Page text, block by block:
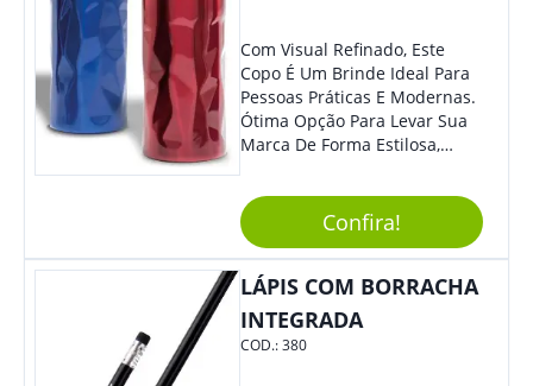
Com Visual Refinado, Este
Copo É Um Brinde Ideal Para
Pessoas Práticas E Modernas.
Ótima Opção Para Levar Sua
Marca De Forma Estilosa,
Empresa Em Eventos,
Reuniões Corporativas Ou Até
Mesmo Para Presentear
Colaboradores.
Confira!
LÁPIS COM BORRACHA
INTEGRADA
COD.:380